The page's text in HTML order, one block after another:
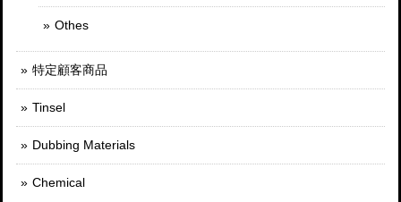
Othes
特定顧客商品
Tinsel
Dubbing Materials
Chemical